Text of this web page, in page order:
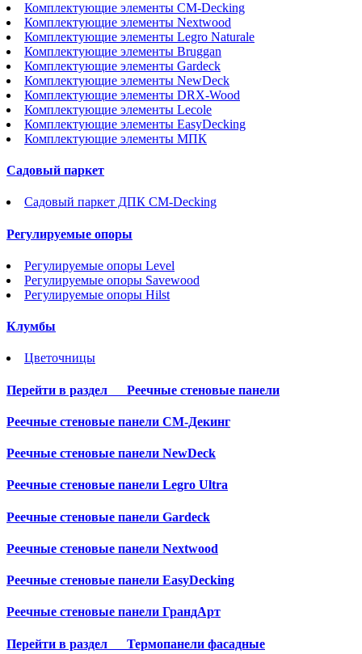
Комплектующие элементы CM-Decking
Комплектующие элементы Nextwood
Комплектующие элементы Legro Naturale
Комплектующие элементы Bruggan
Комплектующие элементы Gardeck
Комплектующие элементы NewDeck
Комплектующие элементы DRX-Wood
Комплектующие элементы Lecole
Комплектующие элементы EasyDecking
Комплектующие элементы МПК
Садовый паркет
Садовый паркет ДПК CM-Decking
Регулируемые опоры
Регулируемые опоры Level
Регулируемые опоры Savewood
Регулируемые опоры Hilst
Клумбы
Цветочницы
Перейти в раздел Реечные стеновые панели
Реечные стеновые панели СМ-Декинг
Реечные стеновые панели NewDeck
Реечные стеновые панели Legro Ultra
Реечные стеновые панели Gardeck
Реечные стеновые панели Nextwood
Реечные стеновые панели EasyDecking
Реечные стеновые панели ГрандАрт
Перейти в раздел Термопанели фасадные